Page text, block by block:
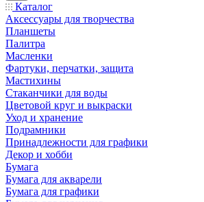
Каталог
Аксессуары для творчества
Планшеты
Палитра
Масленки
Фартуки, перчатки, защита
Мастихины
Стаканчики для воды
Цветовой круг и выкраски
Уход и хранение
Подрамники
Принадлежности для графики
Декор и хобби
Бумага
Бумага для акварели
Бумага для графики